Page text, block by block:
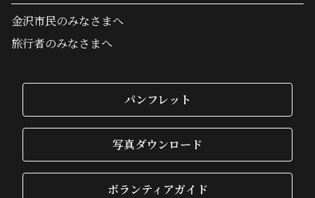
金沢市民のみなさまへ
旅行者のみなさまへ
パンフレット
写真ダウンロード
ボランティアガイド